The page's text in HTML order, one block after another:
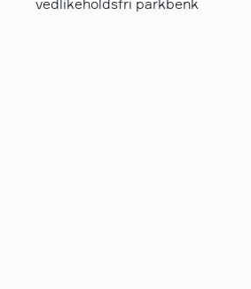
vedlikeholdsfri parkbenk